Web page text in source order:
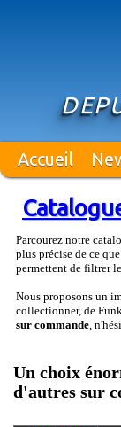
Accueil
Parcourez notre
plus précise de ce
permettent de filtrer
Nous proposons un
collectionner, de
sur commande,
Un choix
d'autres sur